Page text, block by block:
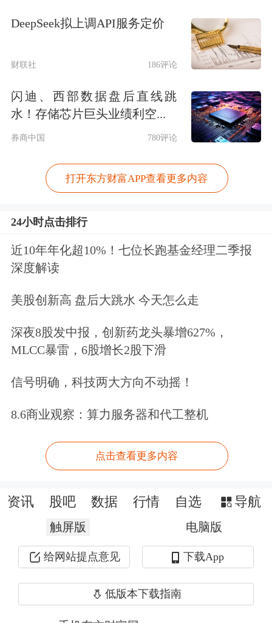
示。
作为东盟历史最悠久、最活跃的对话伙
伴之一，此前中国与东盟之间已经建立
了许多互动交流和对话平台，包括在海
洋环境保护、海洋科学研究、海上导航
通信安全等领域的各种研讨会、培训
和讲座，以促进各方对话和建立信任。
“我们鼓励有意向的东盟成员国利用东
盟-中国海洋合作基金探索新项目，以
进一步推动海洋相关的务实合作，并实
施与海洋相关的科学和技术项目，包括
通过区域的和东盟成员国的海洋科研中
心。”苏莱雅说。
苏莱雅表示，此前2021—2025年东盟-
中国行动计划也对增强海洋合作设置发
展纲领，未来各方应继续充分利用好这
一平台，在海洋经济合作、海洋科技推
样性保护、海洋资源合作、海洋互联互
通等领域增强合作，以实现互利共赢。
“马来西亚将在2025年接任东盟轮值主
席，这也标志着东盟共同体迎来成立十
DeepSeek拟上调API服务定价
财联社 186评论
闪迪、西部数据盘后直线跳
水！存储芯片巨头业绩利空...
券商中国 780评论
打开东方财富APP查看更多内容
24小时点击排行
近10年年化超10%！七位长跑基金经理二季报
深度解读
美股创新高 盘后大跳水 今天怎么走
深夜8股发中报，创新药龙头暴增627%，
MLCC暴雷，6股增长2股下滑
信号明确，科技两大方向不动摇！
8.6商业观察：算力服务器和代工整机
点击查看更多内容
资讯 股吧 数据 行情 自选 导航
触屏版 电脑版
给网站提点意见 下载App
低版本下载指南